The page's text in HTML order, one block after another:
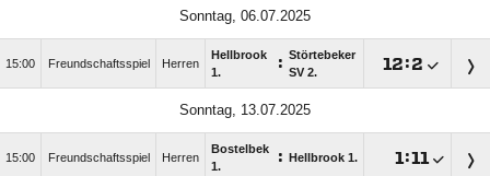
Sonntag, 06.07.2025
15:00 Freundschaftsspiel Herren
Hellbrook
1.
: Störtebeker
SV 2.
:
Sonntag, 13.07.2025
15:00 Freundschaftsspiel Herren
Bostelbek
1.
: Hellbrook 1. :